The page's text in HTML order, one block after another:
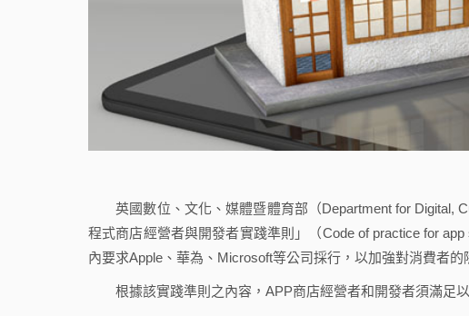
英國數位、文化、媒體暨體育部（Department for Digital,
程式商店經營者與開發者實踐準則」（Code of practice for
內要求Apple、華為、Microsoft等公司採行，以加強對消費者的
根據該實踐準則之內容，APP商店經營者和開發者須滿足以